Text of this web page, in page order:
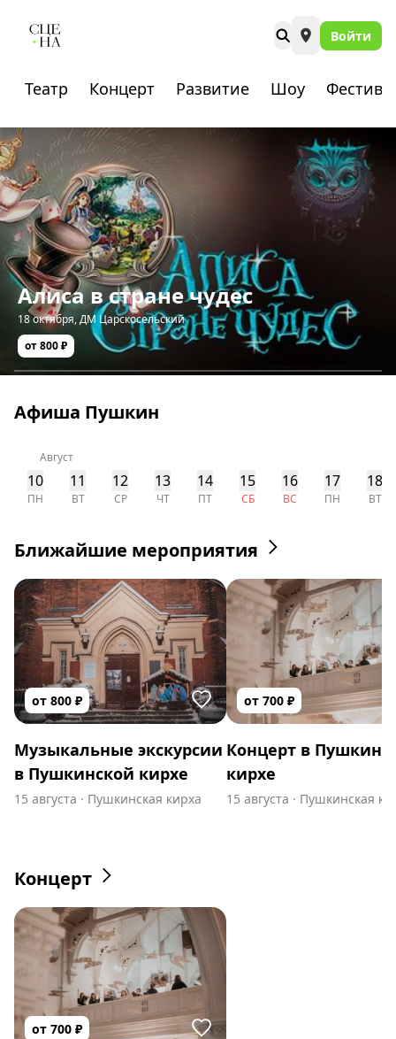
Войти
Театр Концерт Развитие Шоу
Алиса в стране чудес
18 октября,ДМ Царскосельский
от 800 ₽
Афиша Пушкин
Август
10
ПН
11
ВТ
12
СР
13
ЧТ
14
ПТ
15
СБ
16
ВС
17
ПН
18
ВТ
Ближайшие мероприятия
от 800 ₽
Музыкальные экскурсии
в Пушкинской кирхе
15 августа · Пушкинская кирха
от 700 ₽
Концерт в
кирхе
15 августа · Пушкинская
Концерт
от 700 ₽